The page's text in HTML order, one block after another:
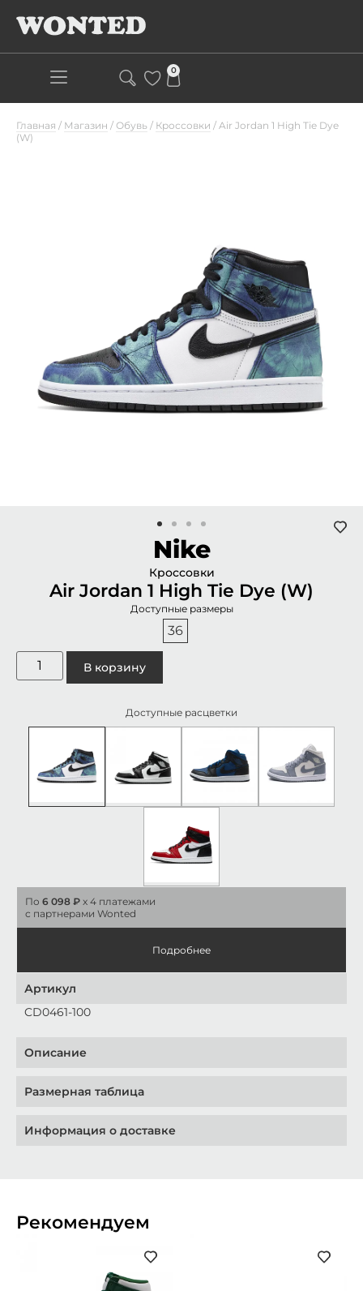
0
Главная / Магазин / Обувь / Кроссовки / Air Jordan 1 High Tie Dye
(W)
Nike
Кроссовки
Air Jordan 1 High Tie Dye (W)
Доступные размеры
36
В корзину
Доступные расцветки
По 6 098 ₽ x 4 платежами
с партнерами Wonted
Подробнее
Артикул
CD0461-100
Описание
Размерная таблица
Информация о доставке
Рекомендуем